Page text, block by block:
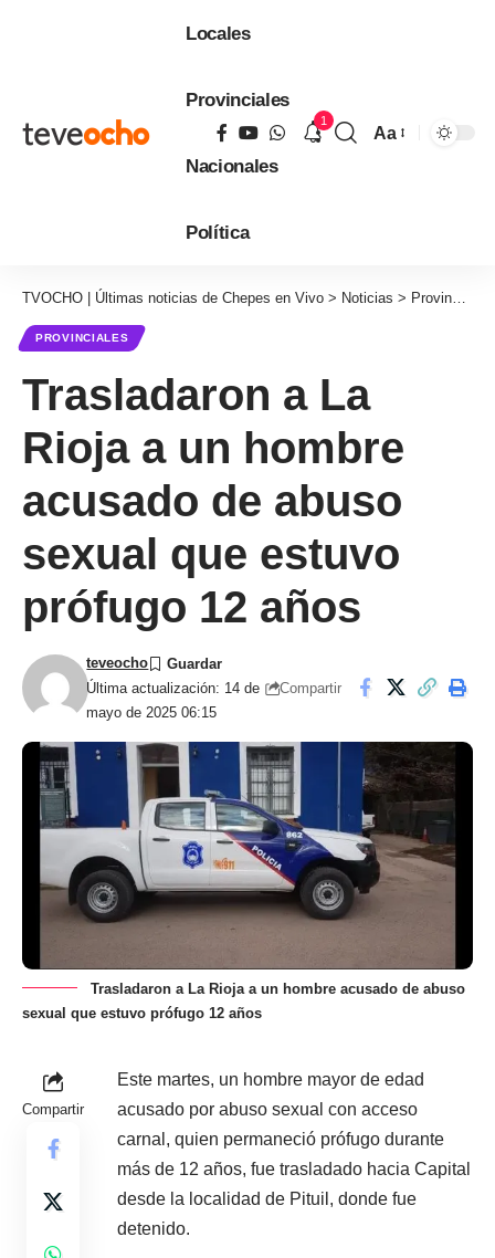
Locales
Provinciales
Nacionales
Política
1
Aa
TVOCHO | Últimas noticias de Chepes en Vivo > Noticias > Provinciales
PROVINCIALES
Trasladaron a La
Rioja a un hombre
acusado de abuso
sexual que estuvo
prófugo 12 años
Última actualización: 14 de
mayo de 2025 06:15
teveocho
Compartir
Trasladaron a La Rioja a un hombre acusado de abuso
sexual que estuvo prófugo 12 años
Compartir
Este martes, un hombre mayor de edad
acusado por abuso sexual con acceso
carnal, quien permaneció prófugo durante
más de 12 años, fue trasladado hacia Capital
desde la localidad de Pituil, donde fue
detenido.